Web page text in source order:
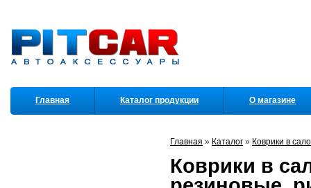
Главная » Каталог » Коврики в
Коврики в
Главная Каталог продукции О магазине